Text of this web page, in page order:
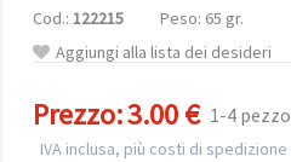
personalizzare
le tue
scelte. •
Puoi
o revocare
il tuo
consenso
Cod.: 122215
Peso: 65 gr.
Aggiungi alla lista dei desideri
Prezzo:3.00 € 1-4 pezzo
IVA inclusa, più costi di spedizione